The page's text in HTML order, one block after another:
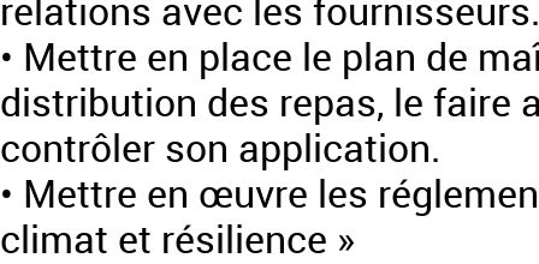
relations avec les
• Mettre en place le plan de
distribution des repas, le faire
contrôler son application.
• Mettre en œuvre les
climat et résilience »